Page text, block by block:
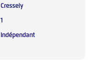
Cressely
1
Indépendant